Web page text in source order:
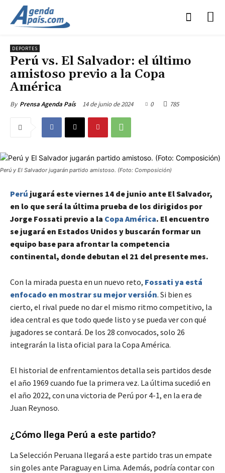
DEPORTES
Perú vs. El Salvador: el último
amistoso previo a la Copa
América
By Prensa Agenda País 14 de junio de 2024 0 785
Perú y El Salvador jugarán partido amistoso. (Foto: Composición)
Perú jugará este viernes 14 de junio ante El Salvador,
en lo que será la última prueba de los dirigidos por
Jorge Fossati previo a la Copa América. El encuentro
se jugará en Estados Unidos y buscarán formar un
equipo base para afrontar la competencia
continental, donde debutan el 21 del presente mes.
Con la mirada puesta en un nuevo reto, Fossati ya está
enfocado en mostrar su mejor versión. Si bien es
cierto, el rival puede no dar el mismo ritmo competitivo, la
idea central es que todo quede listo y se pueda ver con qué
jugadores se contará. De los 28 convocados, solo 26
integrarán la lista oficial para la Copa América.
El historial de enfrentamientos detalla seis partidos desde
el año 1969 cuando fue la primera vez. La última sucedió en
el año 2022, con una victoria de Perú por 4-1, en la era de
Juan Reynoso.
¿Cómo llega Perú a este partido?
La Selección Peruana llegará a este partido tras un empate
sin goles ante Paraguay en Lima. Además, podría contar con